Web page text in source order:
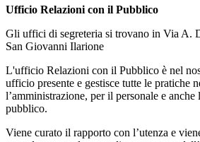
Ufficio Relazioni con il Pubblico
Gli uffici di segreteria si trovano in Via A.
San Giovanni Ilarione
L'ufficio Relazioni con il Pubblico è nel
ufficio presente e gestisce tutte le pratiche
l’amministrazione, per il personale e
pubblico.
Viene curato il rapporto con l’utenza e